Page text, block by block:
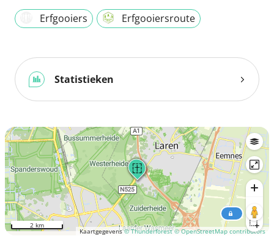
Erfgooiers Erfgooiersroute
Statistieken
Kaartgegevens© Thunderforest © OpenStreetMap contributors
2 km